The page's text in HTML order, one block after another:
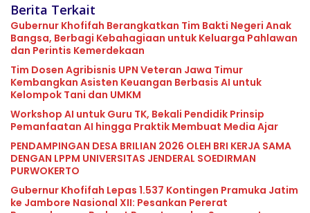
Berita Terkait
Gubernur Khofifah Berangkatkan Tim Bakti Negeri Anak
Bangsa, Berbagi Kebahagiaan untuk Keluarga Pahlawan
dan Perintis Kemerdekaan
Tim Dosen Agribisnis UPN Veteran Jawa Timur
Kembangkan Asisten Keuangan Berbasis AI untuk
Kelompok Tani dan UMKM
Workshop AI untuk Guru TK, Bekali Pendidik Prinsip
Pemanfaatan AI hingga Praktik Membuat Media Ajar
PENDAMPINGAN DESA BRILIAN 2026 OLEH BRI KERJA SAMA
DENGAN LPPM UNIVERSITAS JENDERAL SOEDIRMAN
PURWOKERTO
Gubernur Khofifah Lepas 1.537 Kontingen Pramuka Jatim
ke Jambore Nasional XII: Pesankan Pererat